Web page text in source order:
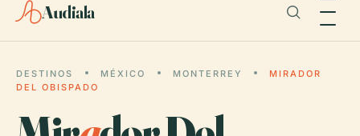
Audiala
DESTINOS MÉXICO MONTERREY
MIRADOR
DEL OBISPADO